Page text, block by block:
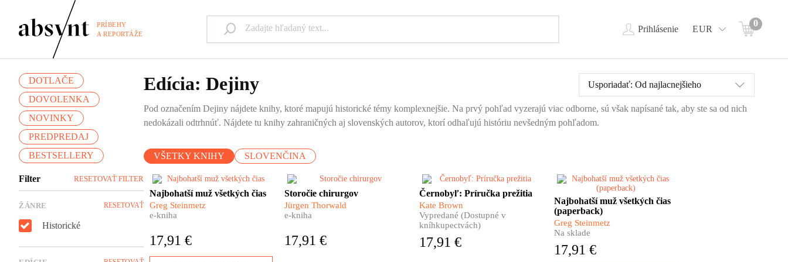
PRÍBEHY
A REPORTÁŽE
Prihlásenie EUR
0
DOTLAČE
DOVOLENKA
NOVINKY
PREDPREDAJ
BESTSELLERY
Filter RESETOVAŤ FILTER
ŽÁNRE RESETOVAŤ
Historické
Edícia: Dejiny
Pod označením Dejiny nájdete knihy, ktoré mapujú historické témy komplexnejšie. Na prvý pohľad vyzerajú viac odborne, sú však napísané tak, aby ste sa od nich
nedokázali odtrhnúť. Nájdete tu knihy zahraničných aj slovenských autorov, ktorí odhaľujú históriu nevšedným pohľadom.
VŠETKY KNIHY SLOVENČINA
Usporiadať: Od najlacnejšieho
Keď v roku 1525 zomrel, jeho
majetok tvoril zhruba 2%
celoeurópskej hospodárskej
bohatstvom sa po ňom
Najbohatší muž všetkých čias
Greg Steinmetz
e-kniha
17,91 €
Aj chirurgia má svoje dejiny.
Pestré a úchvatné. Čo
predchádzalo prvému ostrému
rozpráva nemecký spisovateľ
Storočie chirurgov
Jürgen Thorwald
e-kniha
17,91 €
Monumentálna kniha o
černobyľskej jadrovej
katastrofe. Príbeh explózie,
ktorá zmenila svet a oči celej
planéty upriamila na jedno
dovtedy celkom bezvýznamné
Černobyľ: Príručka prežitia
Kate Brown
Vypredané (Dostupné v
kníhkupectvách)
17,91 €
Keď v roku 1525 zomrel, jeho
majetok tvoril zhruba 2%
celoeurópskej hospodárskej
produkcie. Viete si to vôbec
predstaviť? Takýmto
nemohol pochváliť už nikto
Najbohatší muž všetkých čias
(paperback)
Greg Steinmetz
Na sklade
17,91 €